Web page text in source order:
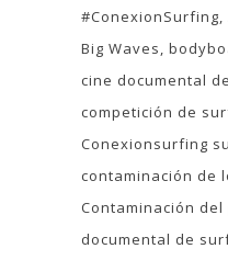
#ConexionSurfing
Big Waves
cine documental
competición de
Conexionsurfing
contaminación de
Contaminación del
documental de